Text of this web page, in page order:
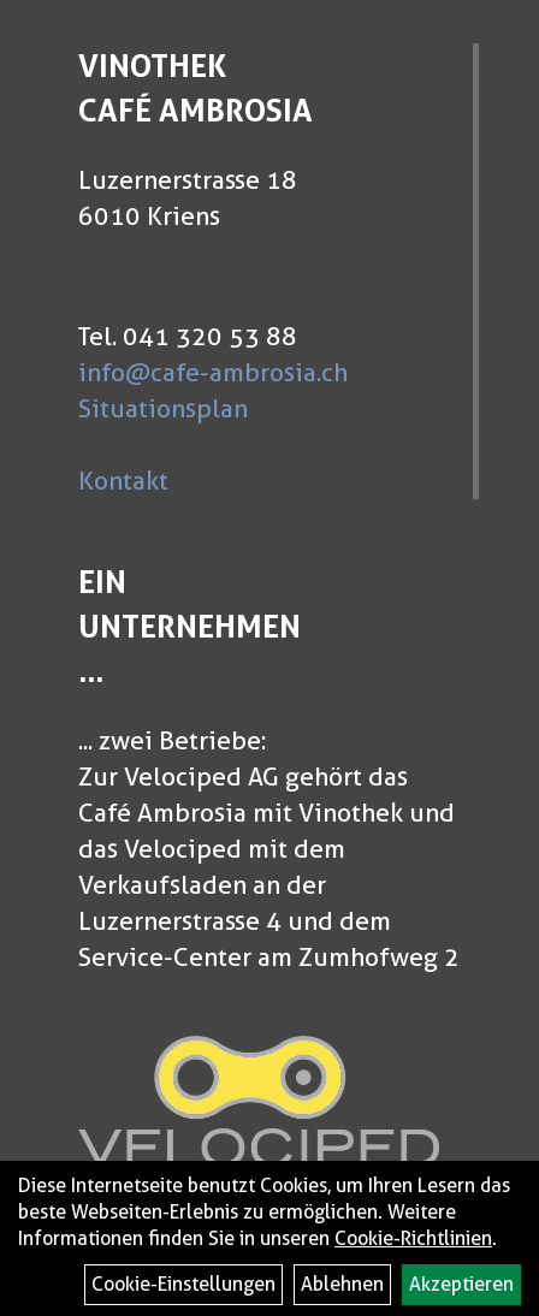
VINOTHEK
CAFÉ AMBROSIA
Luzernerstrasse 18
6010 Kriens
Tel. 041 320 53 88
info@cafe-ambrosia.ch
Situationsplan
Kontakt
EIN
UNTERNEHMEN
...
... zwei Betriebe:
Zur Velociped AG gehört das
Café Ambrosia mit Vinothek und
das Velociped mit dem
Verkaufsladen an der
Luzernerstrasse 4 und dem
Service-Center am Zumhofweg 2
© 2026 - Velociped Impressum
Diese Internetseite benutzt Cookies, um Ihren Lesern das
beste Webseiten-Erlebnis zu ermöglichen. Weitere
Informationen finden Sie in unseren Cookie-Richtlinien.
Cookie-Einstellungen
Ablehnen Akzeptieren